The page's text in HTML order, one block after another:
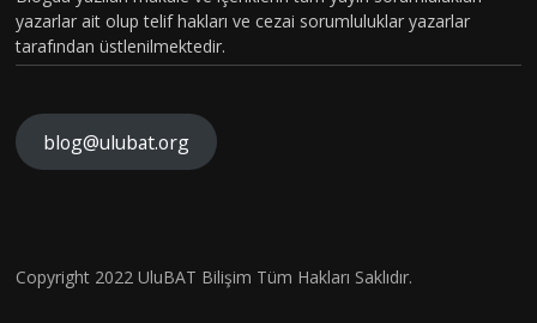
yazarlar ait olup telif hakları ve cezai sorumluluklar yazarlar
tarafından üstlenilmektedir.
blog@ulubat.org
Copyright 2022 UluBAT Bilişim Tüm Hakları Saklıdır.
Hava
T
IN
OLDU :
TÜRKİY
KTANISI